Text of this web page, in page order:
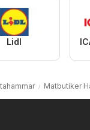
Lidl
Matbutiker